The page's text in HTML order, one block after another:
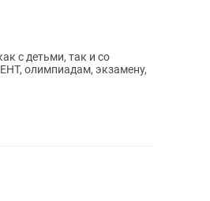
с детьми, так и со
олимпиадам, экзамену,